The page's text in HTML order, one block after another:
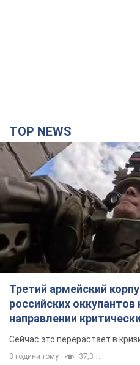
TOP NEWS
Третий армейский
российских
направлении
удалось
Сейчас это перерастает в
3 години тому 37,3 т.